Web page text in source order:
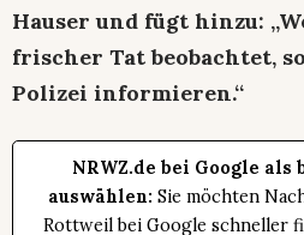
Hauser und fügt hinzu:
frischer Tat beobachtet,
Polizei informieren.“
NRWZ.de bei Google als
auswählen: Sie möchten
Rottweil bei Google schneller